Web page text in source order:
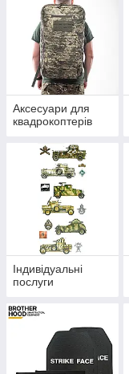
Аксесуари для
квадрокоптерів
Індивідуальні
послуги